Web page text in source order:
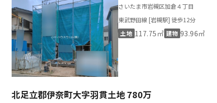
さいたま市岩槻区加倉４丁目
東武野田線 [岩槻駅] 徒歩12分
土地 117.75㎡ 建物 93.96㎡
北足立郡伊奈町大字羽貫土地 780万